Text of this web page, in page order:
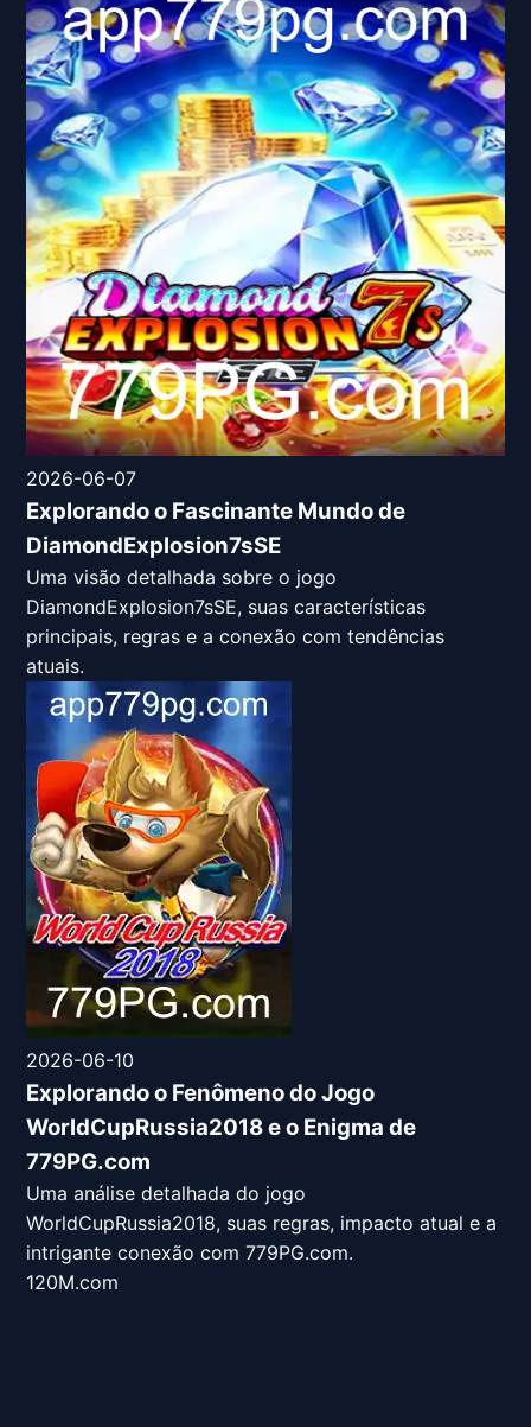
2026-06-07
Explorando o Fascinante Mundo de
DiamondExplosion7sSE
Uma visão detalhada sobre o jogo
DiamondExplosion7sSE, suas características
principais, regras e a conexão com tendências
atuais.
2026-06-10
Explorando o Fenômeno do Jogo
WorldCupRussia2018 e o Enigma de
779PG.com
Uma análise detalhada do jogo
WorldCupRussia2018, suas regras, impacto atual e a
intrigante conexão com 779PG.com.
120M.com